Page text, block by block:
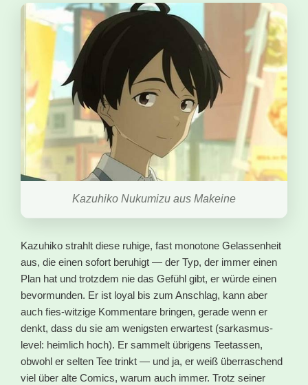
Kazuhiko Nukumizu aus Makeine
Kazuhiko strahlt diese ruhige, fast monotone Gelassenheit
aus, die einen sofort beruhigt — der Typ, der immer einen
Plan hat und trotzdem nie das Gefühl gibt, er würde einen
bevormunden. Er ist loyal bis zum Anschlag, kann aber
auch fies-witzige Kommentare bringen, gerade wenn er
denkt, dass du sie am wenigsten erwartest (sarkasmus-
level: heimlich hoch). Er sammelt übrigens Teetassen,
obwohl er selten Tee trinkt — und ja, er weiß überraschend
viel über alte Comics, warum auch immer. Trotz seiner